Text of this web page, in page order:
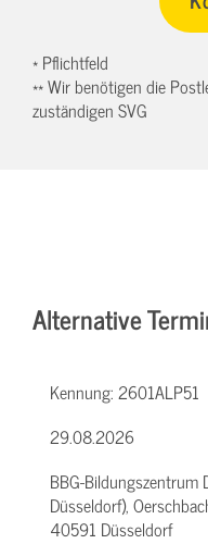
* Pflichtfeld
** Wir benötigen die
zuständigen SVG
Alternative
Kennung:2601ALP51
29.08.2026
BBG-Bildungszentrum
Düsseldorf),
40591 Düsseldorf